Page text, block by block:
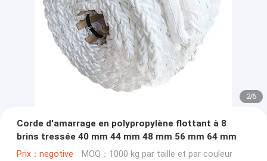
2/6
Corde d'amarrage en polypropylène flottant à 8
brins tressée 40 mm 44 mm 48 mm 56 mm 64 mm
Prix：negotive MOQ：1000 kg par taille et par couleur